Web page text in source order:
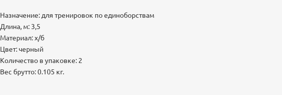
Назначение: для тренировок по единоборствам
Длина, м: 3,5
Материал: х/б
Цвет: черный
Количество в упаковке: 2
Вес брутто: 0.105 кг.